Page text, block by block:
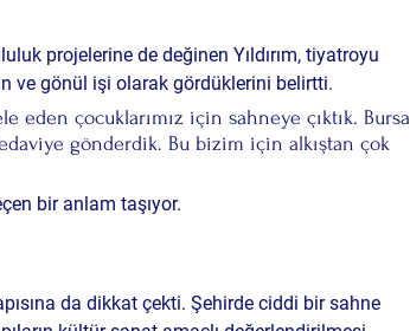
projelerine de değinen Yıldırım, tiyatroyu
ve gönül işi olarak gördüklerini belirtti.
eden çocuklarımız için sahneye çıktık. Bursa
gönderdik. Bu bizim için alkıştan çok
bir anlam taşıyor.
da dikkat çekti. Şehirde ciddi bir sahne